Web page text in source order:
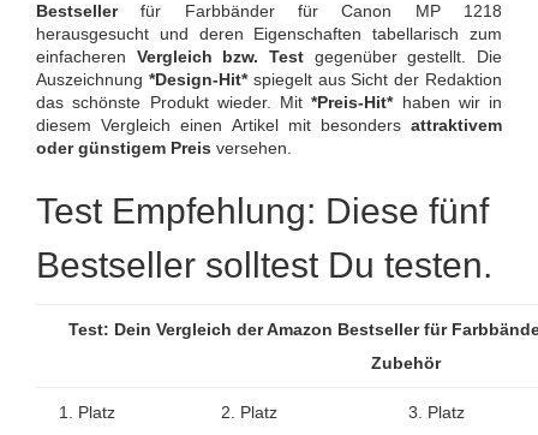
Bestsellerfür Farbbänder für Canon MP 1218
herausgesucht und deren Eigenschaften tabellarisch zum
einfacheren Vergleich bzw. Test gegenüber gestellt. Die
Auszeichnung *Design-Hit*spiegelt aus Sicht der Redaktion
das schönste Produkt wieder. Mit*Preis-Hit*haben wir in
diesem Vergleich einen Artikel mit besonders attraktivem
oder günstigem Preis versehen.
Test Empfehlung: Diese fünf
Bestseller solltest Du testen.
Test: Dein Vergleich der Amazon Bestseller für
Zubehör
1. Platz 2. Platz 3. Platz